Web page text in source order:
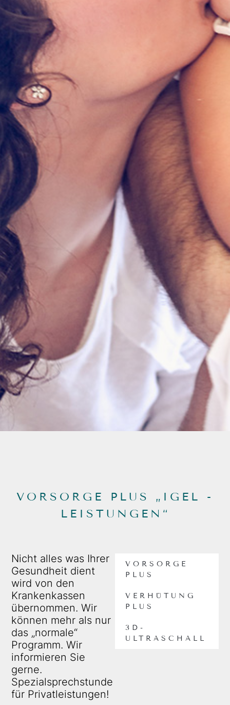
VORSORGE PLUS „IGEL -
LEISTUNGEN“
Nicht alles was Ihrer
Gesundheit dient
wird von den
Krankenkassen
übernommen. Wir
können mehr als nur
das „normale“
Programm. Wir
informieren Sie
gerne.
Spezialsprechstunde
für Privatleistungen!
VORSORGE
PLUS
VERHÜTUNG
PLUS
3D-
ULTRASCHALL